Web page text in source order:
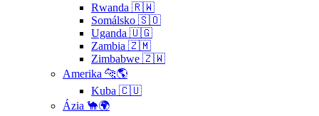
Rwanda 🇷🇼
Somálsko 🇸🇴
Uganda 🇺🇬
Zambia 🇿🇲
Zimbabwe 🇿🇼
Amerika 🐆🌎
Kuba 🇨🇺
Ázia 🐪🌍